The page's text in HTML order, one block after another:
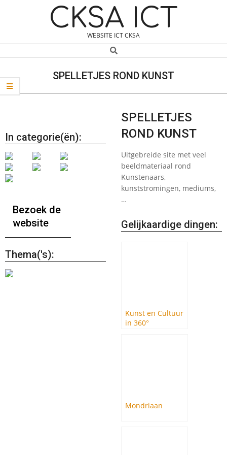
CKSA ICT
WEBSITE ICT CKSA
Search
SPELLETJES ROND KUNST
In categorie(ën):
Bezoek de
website
Thema('s):
SPELLETJES
ROND KUNST
Uitgebreide site met veel
beeldmateriaal rond
Kunstenaars,
kunststromingen, mediums,
…
Gelijkaardige dingen:
Kunst en Cultuur
in 360°
Mondriaan